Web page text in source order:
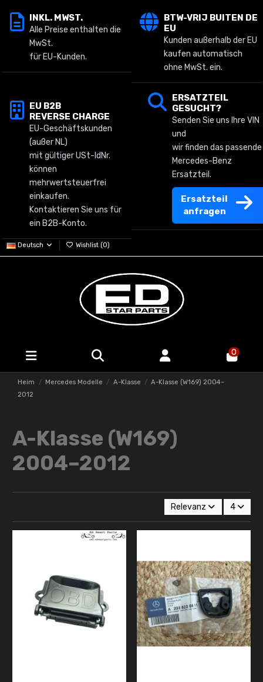
INKL. MWST.
Alle Preise enthalten die
MwSt.
für EU-Kunden.
BTW-VRIJ BUITEN DE
EU
Kunden außerhalb der EU
kaufen automatisch
ohne MwSt. ein.
EU B2B
REVERSE CHARGE
EU-Geschäftskunden
(außer NL)
mit gültiger USt-IdNr.
können
mehrwertsteuerfrei
einkaufen.
Kontaktieren Sie uns für
ein B2B-Konto.
ERSATZTEIL
GESUCHT?
Senden Sie uns Ihre VIN
und
wir finden das passende
Mercedes-Benz
Ersatzteil.
Ersatzteil
anfragen
Deutsch Wishlist (0)
0
Heim Mercedes Modelle A-Klasse
A-Klasse (W169) 2004–
2012
A-Klasse (W169)
2004–2012
Relevanz 4